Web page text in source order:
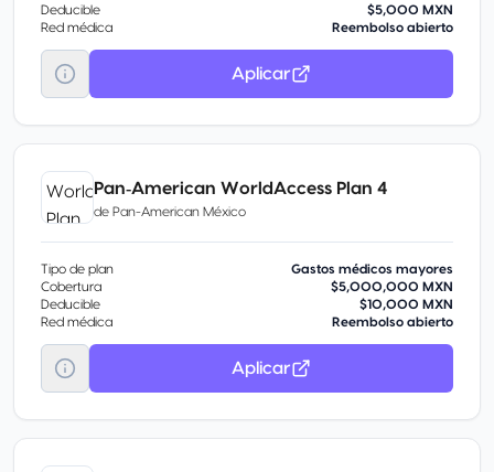
Deducible
$5,000 MXN
Red médica
Reembolso abierto
Aplicar
Pan‑American WorldAccess Plan 4
de Pan-American México
Tipo de plan
Gastos médicos mayores
Cobertura
$5,000,000 MXN
Deducible
$10,000 MXN
Red médica
Reembolso abierto
Aplicar